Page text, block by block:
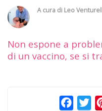
A cura di Leo
Non espone a
di un vaccino, se si